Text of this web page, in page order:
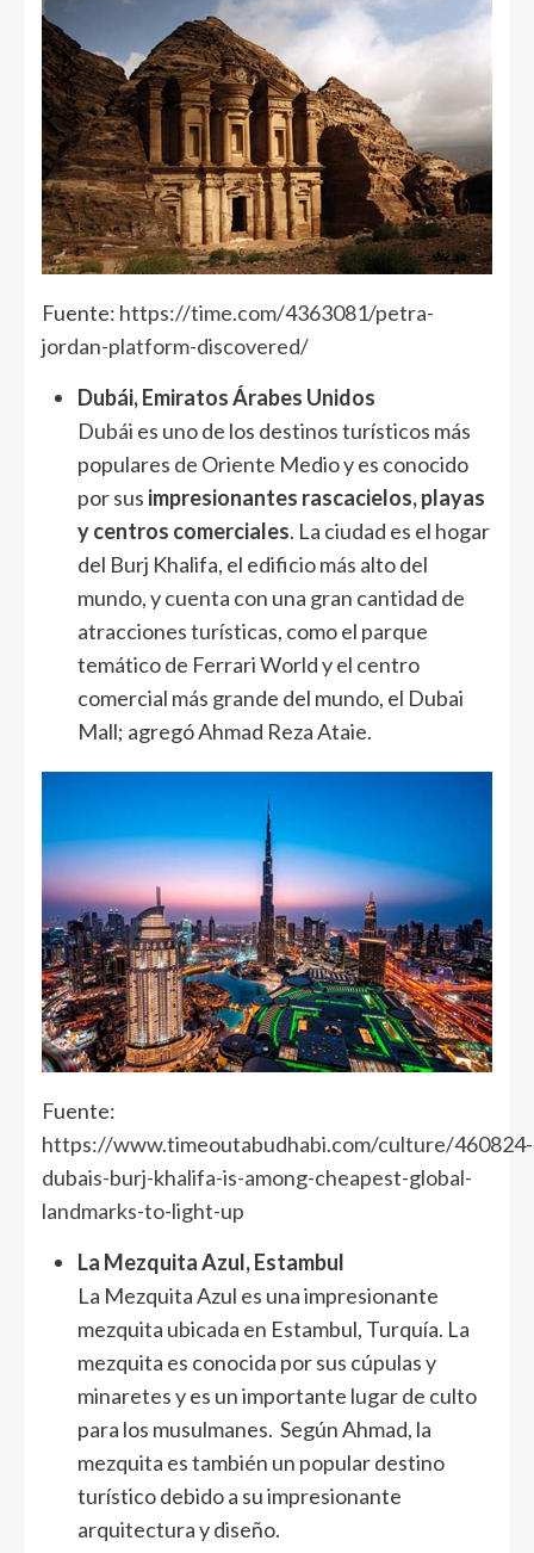
Fuente: https://time.com/4363081/petra-
jordan-platform-discovered/
Dubái, Emiratos Árabes Unidos
Dubái es uno de los destinos turísticos más
populares de Oriente Medio y es conocido
por sus impresionantes rascacielos, playas
y centros comerciales. La ciudad es el hogar
del Burj Khalifa, el edificio más alto del
mundo, y cuenta con una gran cantidad de
atracciones turísticas, como el parque
temático de Ferrari World y el centro
comercial más grande del mundo, el Dubai
Mall; agregó Ahmad Reza Ataie.
Fuente:
https://www.timeoutabudhabi.com/culture/460824-
dubais-burj-khalifa-is-among-cheapest-global-
landmarks-to-light-up
La Mezquita Azul, Estambul
La Mezquita Azul es una impresionante
mezquita ubicada en Estambul, Turquía. La
mezquita es conocida por sus cúpulas y
minaretes y es un importante lugar de culto
para los musulmanes. Según Ahmad, la
mezquita es también un popular destino
turístico debido a su impresionante
arquitectura y diseño.